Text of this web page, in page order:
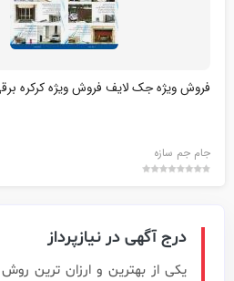
فروش ویژه جک لایف فروش ویژه کرکره
جام جم سازه
درج آگهی در نیازپرداز
یکی از بهترین و ارزان ترین